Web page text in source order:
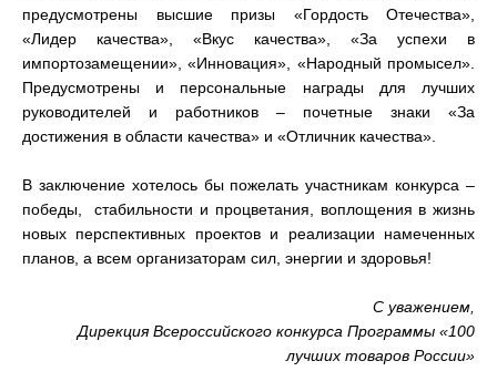
предусмотрены высшие призы «Гордость Отечества»,
«Лидер качества», «Вкус качества», «За успехи в
импортозамещении», «Инновация», «Народный промысел».
Предусмотрены и персональные награды для лучших
руководителей и работников – почетные знаки «За
достижения в области качества» и «Отличник качества».
В заключение хотелось бы пожелать участникам конкурса –
победы, стабильности и процветания, воплощения в жизнь
новых перспективных проектов и реализации намеченных
планов, а всем организаторам сил, энергии и здоровья!
С уважением,
Дирекция Всероссийского конкурса Программы «100
лучших товаров России»